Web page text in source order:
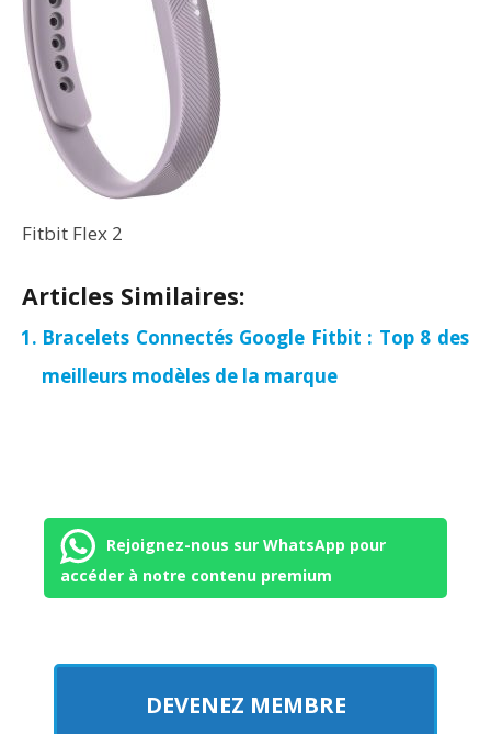
Fitbit Flex 2
Articles Similaires:
Bracelets Connectés Google Fitbit : Top 8 des
meilleurs modèles de la marque
Rejoignez-nous sur WhatsApp pour
accéder à notre contenu premium
DEVENEZ MEMBRE